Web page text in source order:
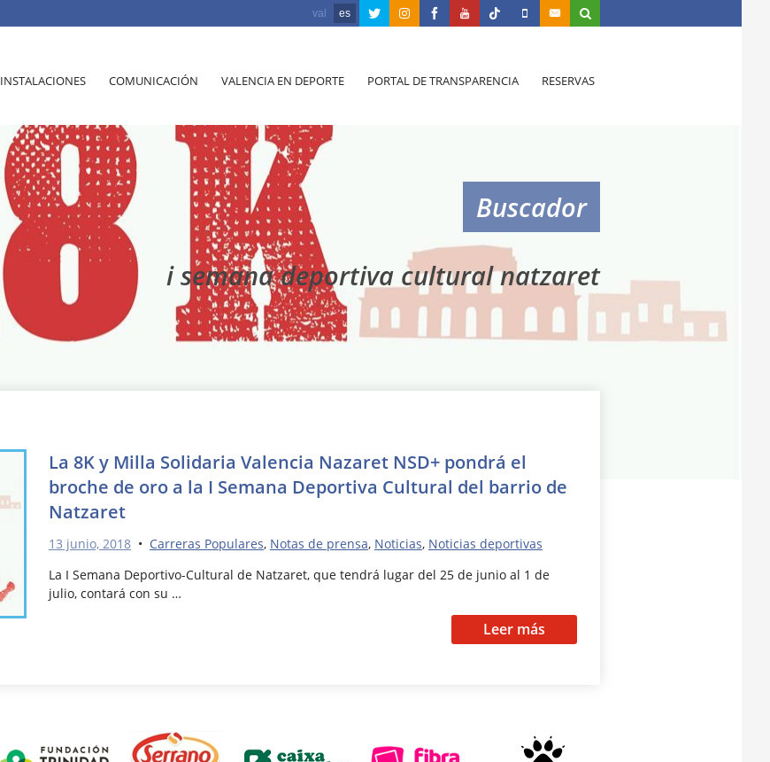
val es
INSTALACIONES COMUNICACIÓN VALENCIA EN DEPORTE PORTAL DE TRANSPARENCIA RESERVAS
Buscador
i semana deportiva cultural natzaret
La 8K y Milla Solidaria Valencia Nazaret NSD+ pondrá el
broche de oro a la I Semana Deportiva Cultural del barrio de
Natzaret
13 junio, 2018• Carreras Populares, Notas de prensa, Noticias, Noticias deportivas
La I Semana Deportivo-Cultural de Natzaret, que tendrá lugar del 25 de junio al 1 de
julio, contará con su …
Leer más